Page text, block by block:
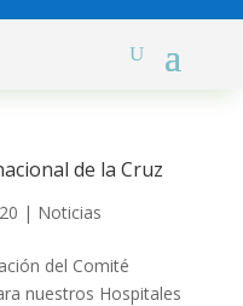
de la Cruz
| Noticias
del Comité
nuestros Hospitales